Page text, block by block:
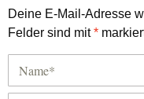
Deine E-Mail-Adresse
Felder sind mit*